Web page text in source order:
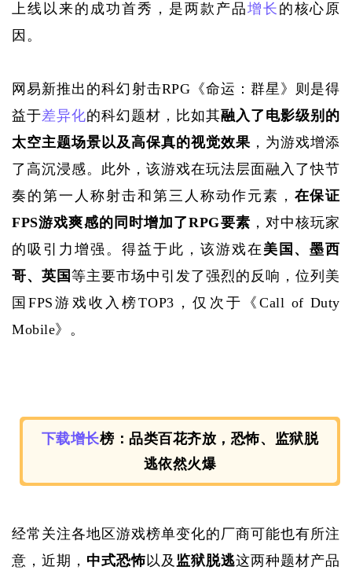
上线以来的成功首秀，是两款产品增长 的核心原
因。
网易新推出的科幻射击RPG《命运：群星》则是得
益于差异化的科幻题材，比如其融入了电影级别的
太空主题场景以及高保真的视觉效果 ，为游戏增添
了高沉浸感。此外，该游戏在玩法层面融入了快节
奏的第一人称射击和第三人称动作元素， 在保证
FPS游戏爽感的同时增加了RPG要素 ，对中核玩家
的吸引力增强。得益于此，该游戏在 美国、墨西
哥、英国等主要市场中引发了强烈的反响，位列美
国FPS游戏收入榜TOP3，仅次于《Call of Duty
Mobile》。
下载增长榜： 品类百花齐放，恐怖、监狱脱
逃依然火爆
经常关注各地区游戏榜单变化的厂商可能也有所注
意，近期， 中式恐怖以及 监狱脱逃这两种题材产品